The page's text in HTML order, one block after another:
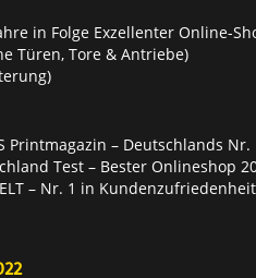
in Folge Exzellenter Online-
Türen, Tore & Antriebe)
Printmagazin – Deutschlands
Test – Bester Onlineshop
– Nr. 1 in